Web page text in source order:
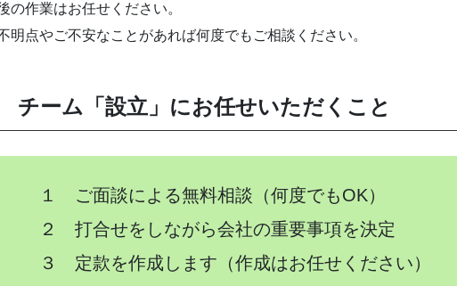
の作業はお任せください。
明点やご不安なことがあれば何度でもご相談ください。
チーム「設立」にお任せいただくこと
１ ご面談による無料相談（何度でもOK）
２ 打合せをしながら会社の重要事項を決定
３ 定款を作成します（作成はお任せください）